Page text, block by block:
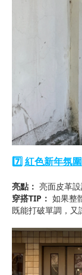
7️⃣ 紅色新年氛
亮點： 亮面皮革
穿搭TIP： 如果整
既能打破單調，